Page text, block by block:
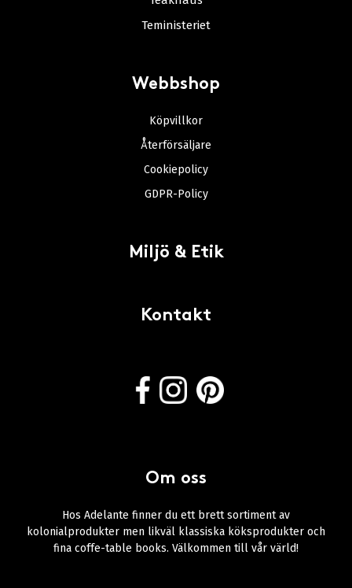
Teministeriet
Webbshop
Köpvillkor
Återförsäljare
Cookiepolicy
GDPR-Policy
Miljö & Etik
Kontakt
Om oss
Hos Adelante finner du ett brett sortiment av
kolonialprodukter men likväl klassiska köksprodukter och
fina coffe-table books. Välkommen till vår värld!